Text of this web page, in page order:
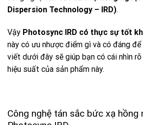
Dispersion Technology – IRD).
Vậy Photosync IRD có thực sự tốt
này có ưu nhược điểm gì và có đáng
viết dưới đây sẽ giúp bạn có cái nhìn rõ
hiệu suất của sản phẩm này.
Công nghệ tán sắc bức xạ hồng